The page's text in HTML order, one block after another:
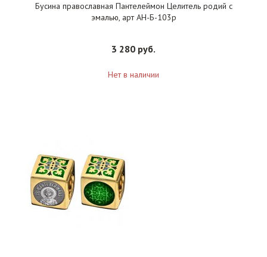
Бусина православная Пантелеймон Целитель родий с
эмалью, арт АН-Б-103р
3 280 руб.
Нет в наличии